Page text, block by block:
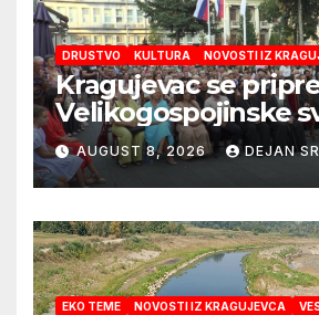
DRUSTVO KULTURA NOVOSTI IZ
Kragujevac se
Velikogospojinske
koje počinju 27.
AUGUST 8, 2026 DEJAN
EKO TEME NOVOSTI IZ KRAGUJEVCA